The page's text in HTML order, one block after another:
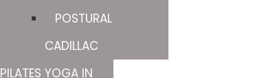
POSTURAL
CADILLAC
PILATES YOGA IN